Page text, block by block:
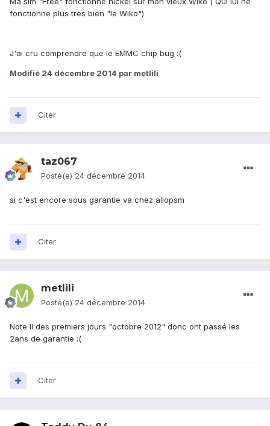
fonctionne plus tres bien "le Wiko")
J'ai cru comprendre que le EMMC chip bug :(
Modifié 24 décembre 2014 par metlili
Citer
taz067
Posté(e) 24 décembre 2014
si c'est encore sous garantie va chez allopsm
Citer
metlili
Posté(e) 24 décembre 2014
Note II des premiers jours "octobre 2012" donc ont passé les
2ans de garantie :(
Citer